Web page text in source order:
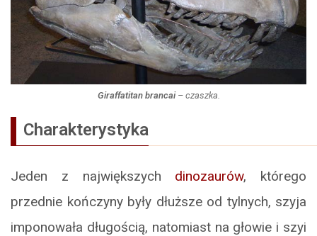
Giraffatitan brancai– czaszka.
Charakterystyka
Jeden z największych dinozaurów, którego
przednie kończyny były dłuższe od tylnych, szyja
imponowała długością, natomiast na głowie i szyi